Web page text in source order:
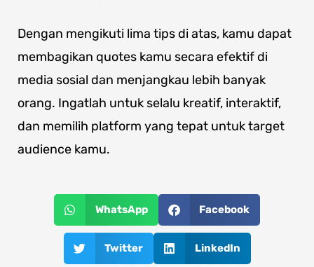
Dengan mengikuti lima tips di atas, kamu dapat
membagikan quotes kamu secara efektif di
media sosial dan menjangkau lebih banyak
orang. Ingatlah untuk selalu kreatif, interaktif,
dan memilih platform yang tepat untuk target
audience kamu.
WhatsApp Facebook
Twitter LinkedIn